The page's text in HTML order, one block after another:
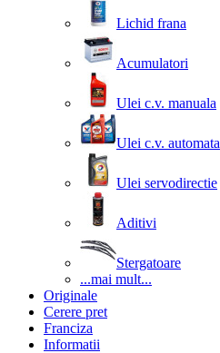
Lichid frana
Acumulatori
Ulei c.v. manuala
Ulei c.v. automata
Ulei servodirectie
Aditivi
Stergatoare
...mai mult...
Originale
Cerere pret
Franciza
Informatii